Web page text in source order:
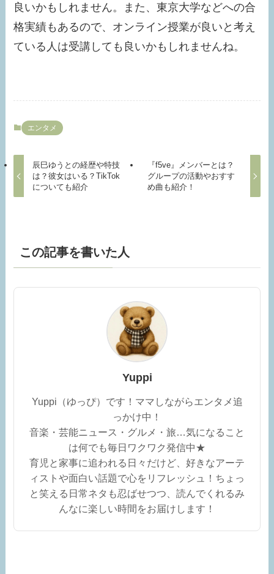
良いかもしれません。また、東京大学などへの合
格実績もあるので、オンライン授業が良いと考え
ている人は受講しても良いかもしれませんね。
エンタメ
辰巳ゆうとの経歴や特技
は？彼女はいる？TikTok
についても紹介
『f5ve』メンバーとは？
グループの活動やおすす
め曲も紹介！
この記事を書いた人
Yuppi
Yuppi（ゆっぴ）です！ママしながらエンタメ追
っかけ中！
音楽・芸能ニュース・グルメ・旅…気になること
は何でも毎日ワクワク発信中★
育児と家事に追われる日々だけど、好きなアーテ
ィストや面白い話題で心をリフレッシュ！ちょっ
と笑える日常ネタも忍ばせつつ、読んでくれるみ
んなに楽しい時間をお届けします！